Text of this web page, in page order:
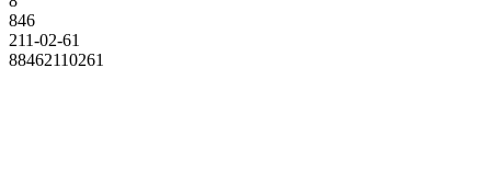
846
211-02-61
88462110261